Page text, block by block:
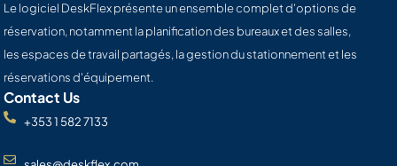
Le logiciel DeskFlex présente un ensemble complet d'options de
réservation, notamment la planification des bureaux et des salles,
les espaces de travail partagés, la gestion du stationnement et les
réservations d'équipement.
Contact Us
+353 1 582 7133